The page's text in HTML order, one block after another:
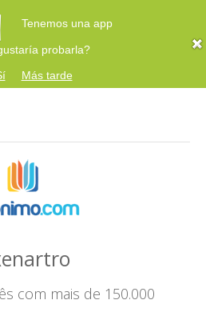
Tenemos una app
probarla?
Más tarde
com mais de 150.000